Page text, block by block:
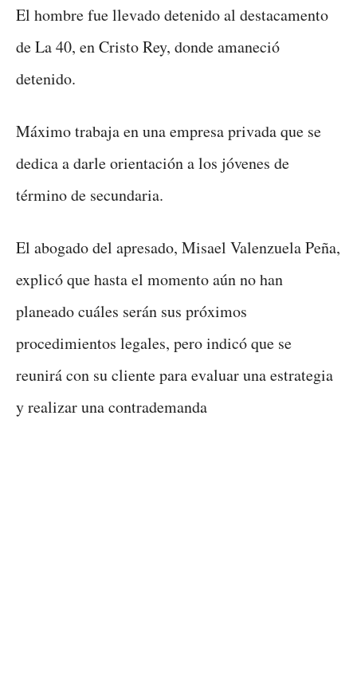
El hombre fue llevado detenido al destacamento
de La 40, en Cristo Rey, donde amaneció
detenido.
Máximo trabaja en una empresa privada que se
dedica a darle orientación a los jóvenes de
término de secundaria.
El abogado del apresado, Misael Valenzuela Peña,
explicó que hasta el momento aún no han
planeado cuáles serán sus próximos
procedimientos legales, pero indicó que se
reunirá con su cliente para evaluar una estrategia
y realizar una contrademanda